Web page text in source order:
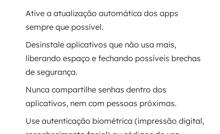
Ative a atualização automática dos apps
sempre que possível.
Desinstale aplicativos que não usa mais,
liberando espaço e fechando possíveis brechas
de segurança.
Nunca compartilhe senhas dentro dos
aplicativos, nem com pessoas próximas.
Use autenticação biométrica (impressão digital,